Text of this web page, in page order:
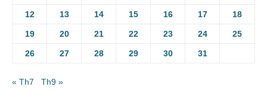
12 13 14 15 16 17 18
19 20 21 22 23 24 25
26 27 28 29 30 31
« Th7 Th9 »